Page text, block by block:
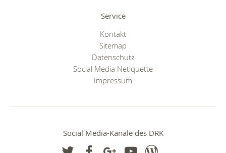
Service
Kontakt
Sitemap
Datenschutz
Social Media Netiquette
Impressum
Social Media-Kanäle des DRK